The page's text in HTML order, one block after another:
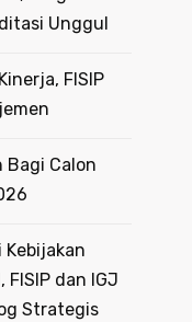
Unggul
FISIP
Calon
dan IGJ
Strategis